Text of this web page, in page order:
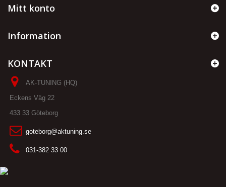
Mitt konto
Information
KONTAKT
AK-TUNING (HQ)
Eckens Väg 22
433 33 Göteborg
goteborg@aktuning.se
031-382 33 00